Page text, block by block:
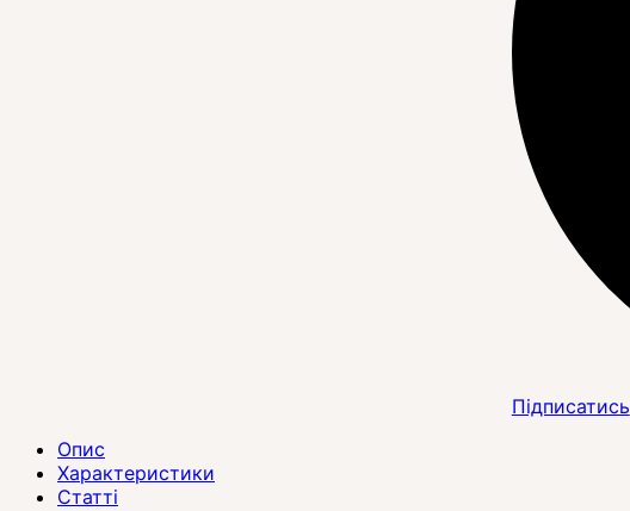
Підписатись
Опис
Характеристики
Статті